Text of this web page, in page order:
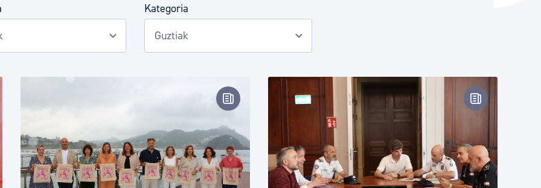
Berdintasuna, Giza Eskubideak eta bizikidetza
Turismoa
Kategoria
oharra Prentsa-oharra Prentsa-